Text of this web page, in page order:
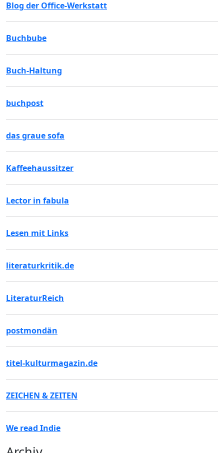
Blog der Office-Werkstatt
Buchbube
Buch-Haltung
buchpost
das graue sofa
Kaffeehaussitzer
Lector in fabula
Lesen mit Links
literaturkritik.de
LiteraturReich
postmondän
titel-kulturmagazin.de
ZEICHEN & ZEITEN
We read Indie